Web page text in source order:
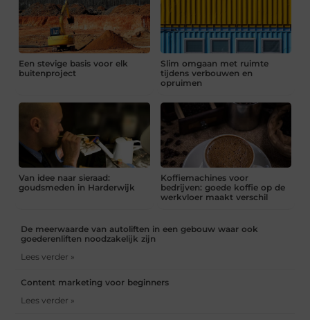
Een stevige basis voor elk
buitenproject
Slim omgaan met ruimte
tijdens verbouwen en
opruimen
Van idee naar sieraad:
goudsmeden in Harderwijk
Koffiemachines voor
bedrijven: goede koffie op de
werkvloer maakt verschil
De meerwaarde van autoliften in een gebouw waar ook
goederenliften noodzakelijk zijn
Lees verder »
Content marketing voor beginners
Lees verder »